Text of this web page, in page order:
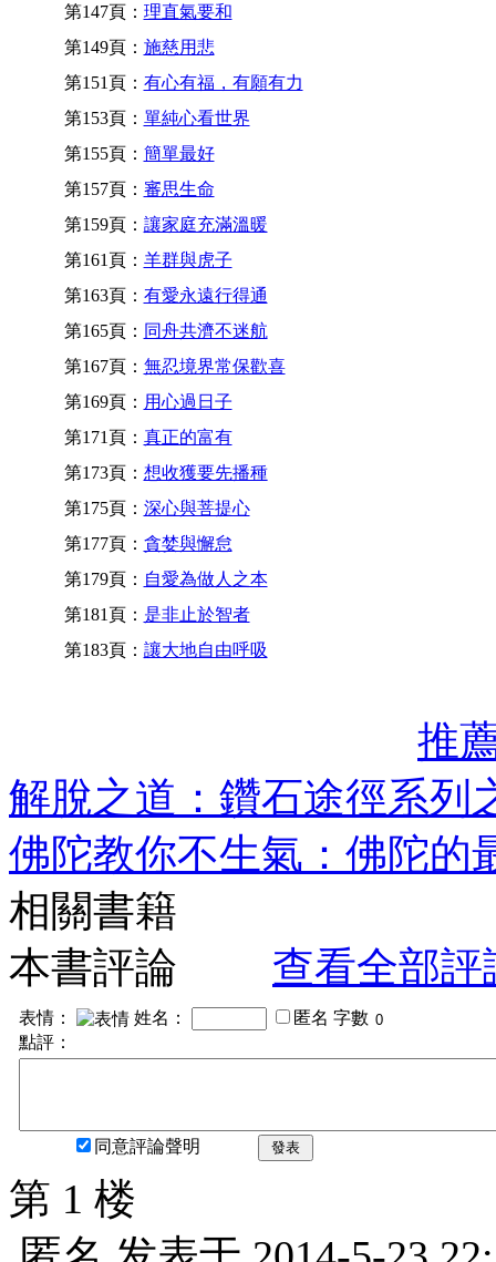
第147頁： 理直氣要和
第149頁： 施慈用悲
第151頁： 有心有福，有願有力
第153頁： 單純心看世界
第155頁： 簡單最好
第157頁： 審思生命
第159頁： 讓家庭充滿溫暖
第161頁： 羊群與虎子
第163頁： 有愛永遠行得通
第165頁： 同舟共濟不迷航
第167頁： 無忍境界常保歡喜
第169頁： 用心過日子
第171頁： 真正的富有
第173頁： 想收獲要先播種
第175頁： 深心與菩提心
第177頁： 貪婪與懈怠
第179頁： 自愛為做人之本
第181頁： 是非止於智者
第183頁： 讓大地自由呼吸
推
解脫之道：鑽石途徑系
佛陀教你不生氣：佛陀的
相關書籍
本書評論
查看全部評
表情： 姓名： 匿名 字數
點評：
同意評論聲明 發表
第 1 楼